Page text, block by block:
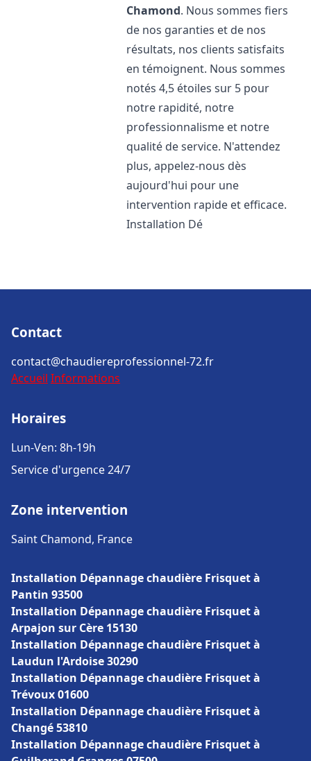
Chamond. Nous sommes fiers
de nos garanties et de nos
résultats, nos clients satisfaits
en témoignent. Nous sommes
notés 4,5 étoiles sur 5 pour
notre rapidité, notre
professionnalisme et notre
qualité de service. N'attendez
plus, appelez-nous dès
aujourd'hui pour une
intervention rapide et efficace.
Installation Dé
Contact
contact@chaudiereprofessionnel-72.fr
Accueil Informations
Horaires
Lun-Ven: 8h-19h
Service d'urgence 24/7
Zone intervention
Saint Chamond, France
Installation Dépannage chaudière Frisquet à
Pantin 93500
Installation Dépannage chaudière Frisquet à
Arpajon sur Cère 15130
Installation Dépannage chaudière Frisquet à
Laudun l'Ardoise 30290
Installation Dépannage chaudière Frisquet à
Trévoux 01600
Installation Dépannage chaudière Frisquet à
Changé 53810
Installation Dépannage chaudière Frisquet à